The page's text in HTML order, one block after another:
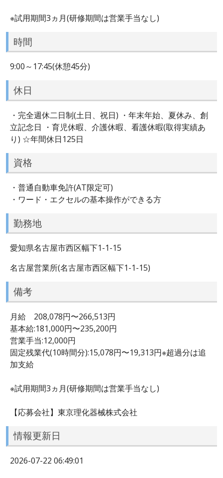
※試用期間3ヵ月(研修期間は営業手当なし)
時間
9:00～17:45(休憩45分)
休日
・完全週休二日制(土日、祝日) ・年末年始、夏休み、創
立記念日 ・育児休暇、介護休暇、看護休暇(取得実績あ
り) ☆年間休日125日
資格
・普通自動車免許(AT限定可)
・ワード・エクセルの基本操作ができる方
勤務地
愛知県名古屋市西区幅下1-1-15
名古屋営業所(名古屋市西区幅下1-1-15)
備考
月給 208,078円〜266,513円
基本給:181,000円〜235,200円
営業手当:12,000円
固定残業代(10時間分):15,078円〜19,313円※超過分は追
加支給
※試用期間3ヵ月(研修期間は営業手当なし)
【応募会社】東京理化器械株式会社
情報更新日
2026-07-22 06:49:01